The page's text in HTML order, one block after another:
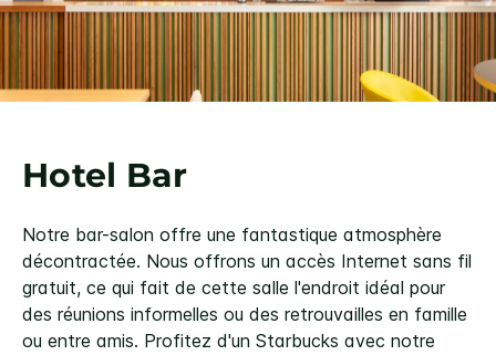
Hotel Bar
Notre bar-salon offre une fantastique atmosphère
décontractée. Nous offrons un accès Internet sans fil
gratuit, ce qui fait de cette salle l'endroit idéal pour
des réunions informelles ou des retrouvailles en famille
ou entre amis. Profitez d'un Starbucks avec notre